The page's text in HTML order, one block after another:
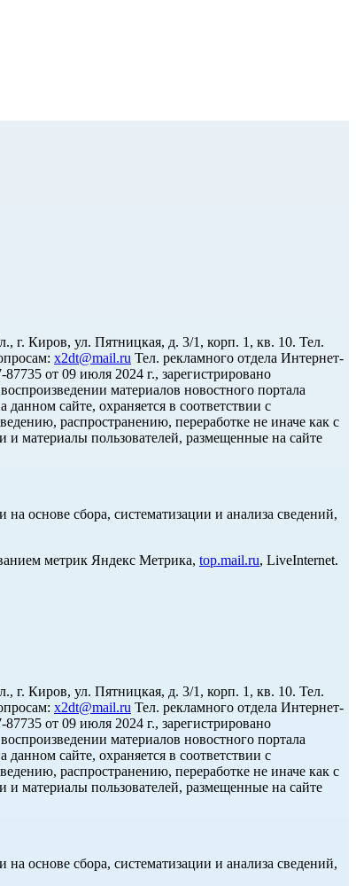
Киров, ул. Пятницкая, д. 3/1, корп. 1, кв. 10. Тел.
x2dt@mail.ru Тел. рекламного отдела Интернет-
от 09 июля 2024 г., зарегистрировано
материалов новостного портала
сайте, охраняется в соответствии с
распространению, переработке не иначе как с
и материалы пользователей, размещенные на сайте
основе сбора, систематизации и анализа сведений,
метрик Яндекс Метрика, top.mail.ru, LiveInternet.
Киров, ул. Пятницкая, д. 3/1, корп. 1, кв. 10. Тел.
x2dt@mail.ru Тел. рекламного отдела Интернет-
от 09 июля 2024 г., зарегистрировано
материалов новостного портала
сайте, охраняется в соответствии с
распространению, переработке не иначе как с
и материалы пользователей, размещенные на сайте
основе сбора, систематизации и анализа сведений,